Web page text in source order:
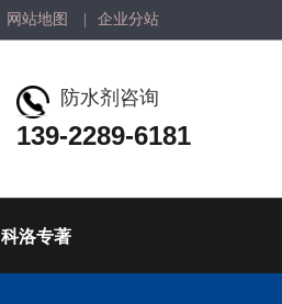
网站地图 企业分站
防水剂咨询
139-2289-6181
科洛专著